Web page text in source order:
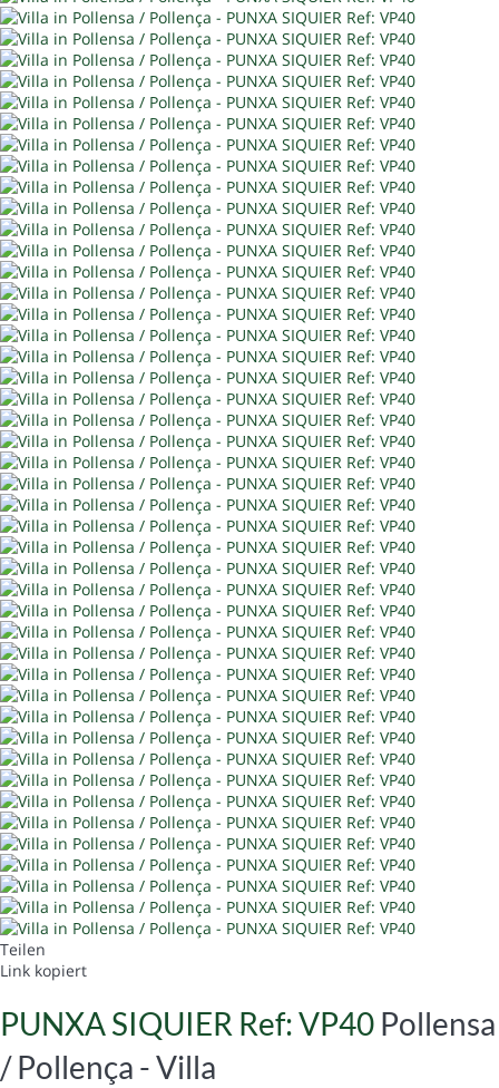
Teilen
Link kopiert
PUNXA SIQUIER Ref: VP40 Pollensa
/ Pollença -Villa